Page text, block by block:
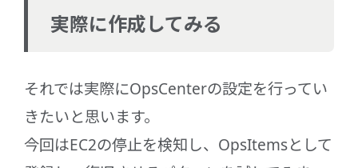
実際に作成してみる
それでは実際にOpsCenterの設定を行ってい
きたいと思います。
今回はEC2の停止を検知し、OpsItemsとして